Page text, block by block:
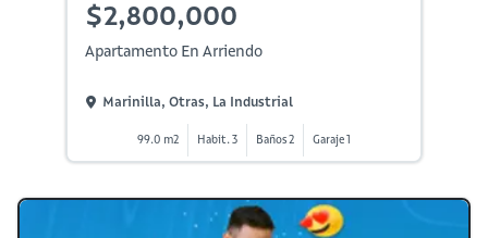
$2,800,000
Apartamento En Arriendo
Marinilla, Otras, La Industrial
99.0 m2 Habit. 3 Baños 2 Garaje 1